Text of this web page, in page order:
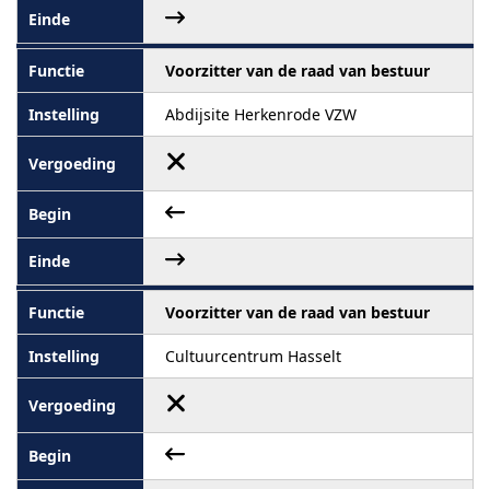
Voorzitter van de raad van bestuur
Abdijsite Herkenrode VZW
Voorzitter van de raad van bestuur
Cultuurcentrum Hasselt